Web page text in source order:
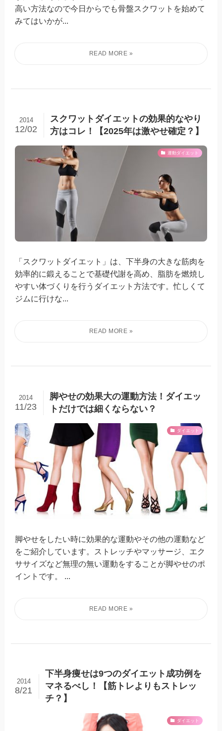
高い方法なので今日からでも骨盤スクワットを始めて
みてはいかが...
スクワットダイエットの効果的なやり
方はコレ！【2025年は激やせ確定？】
2014
12/02
運動ダイエット
「スクワットダイエット」は、下半身の大きな筋肉を
効率的に鍛えることで基礎代謝を高め、脂肪を燃焼し
やすい体づくりを行うダイエット方法です。忙しくて
ジムに行けな...
脚やせの効果大の運動方法！ダイエッ
トだけでは細くならない？
2014
11/23
ダイエット
脚やせをしたい時に効果的な運動やその他の運動など
をご紹介しています。ストレッチやマッサージ、エク
ササイズなど無理の無い運動をすることが脚やせのポ
イントです。 ...
下半身痩せは9つのダイエット成功例を
マネるべし！【筋トレよりもストレッ
チ？】
2014
8/21
ダイエット